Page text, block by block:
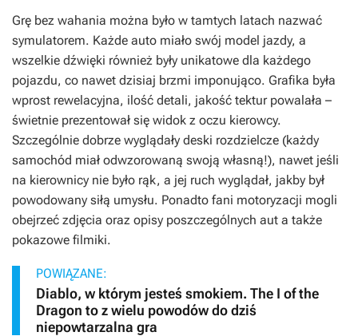
Grę bez wahania można było w tamtych latach nazwać
symulatorem. Każde auto miało swój model jazdy, a
wszelkie dźwięki również były unikatowe dla każdego
pojazdu, co nawet dzisiaj brzmi imponująco. Grafika była
wprost rewelacyjna, ilość detali, jakość tektur powalała –
świetnie prezentował się widok z oczu kierowcy.
Szczególnie dobrze wyglądały deski rozdzielcze (każdy
samochód miał odwzorowaną swoją własną!), nawet jeśli
na kierownicy nie było rąk, a jej ruch wyglądał, jakby był
powodowany siłą umysłu. Ponadto fani motoryzacji mogli
obejrzeć zdjęcia oraz opisy poszczególnych aut a także
pokazowe filmiki.
POWIĄZANE:
Diablo, w którym jesteś smokiem. The I of the
Dragon to z wielu powodów do dziś
niepowtarzalna gra